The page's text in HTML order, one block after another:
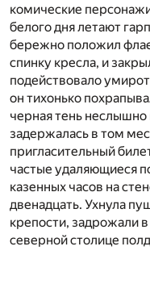
комические
белого дня летают
бережно положил
спинку кресла, и
подействовало
он тихонько
черная тень неслышно
задержалась в том
пригласительный
частые удаляющиеся
казенных часов на
двенадцать. Ухнула
крепости, задрожали
северной столице